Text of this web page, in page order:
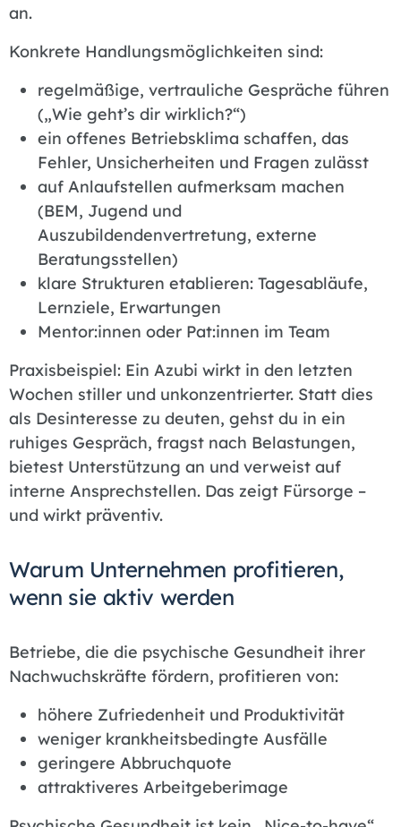
an.
Konkrete Handlungsmöglichkeiten sind:
regelmäßige, vertrauliche Gespräche führen
(„Wie geht’s dir wirklich?“)
ein offenes Betriebsklima schaffen, das
Fehler, Unsicherheiten und Fragen zulässt
auf Anlaufstellen aufmerksam machen
(BEM, Jugend und
Auszubildendenvertretung, externe
Beratungsstellen)
klare Strukturen etablieren: Tagesabläufe,
Lernziele, Erwartungen
Mentor:innen oder Pat:innen im Team
Praxisbeispiel: Ein Azubi wirkt in den letzten
Wochen stiller und unkonzentrierter. Statt dies
als Desinteresse zu deuten, gehst du in ein
ruhiges Gespräch, fragst nach Belastungen,
bietest Unterstützung an und verweist auf
interne Ansprechstellen. Das zeigt Fürsorge –
und wirkt präventiv.
Warum Unternehmen profitieren,
wenn sie aktiv werden
Betriebe, die die psychische Gesundheit ihrer
Nachwuchskräfte fördern, profitieren von:
höhere Zufriedenheit und Produktivität
weniger krankheitsbedingte Ausfälle
geringere Abbruchquote
attraktiveres Arbeitgeberimage